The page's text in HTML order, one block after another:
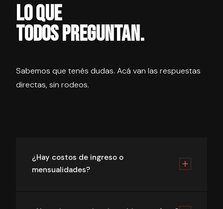
LO QUE
TODOS PREGUNTAN.
Sabemos que tenés dudas. Acá van las respuestas
directas, sin rodeos.
¿Hay costos de ingreso o
mensualidades?